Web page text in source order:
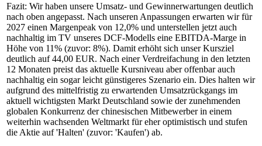
Fazit: Wir haben unsere Umsatz- und Gewinnerwartungen deutlich
nach oben angepasst. Nach unseren Anpassungen erwarten wir für
2027 einen Margenpeak von 12,0% und unterstellen jetzt auch
nachhaltig im TV unseres DCF-Modells eine EBITDA-Marge in
Höhe von 11% (zuvor: 8%). Damit erhöht sich unser Kursziel
deutlich auf 44,00 EUR. Nach einer Verdreifachung in den letzten
12 Monaten preist das aktuelle Kursniveau aber offenbar auch
nachhaltig ein sogar leicht günstigeres Szenario ein. Dies halten wir
aufgrund des mittelfristig zu erwartenden Umsatzrückgangs im
aktuell wichtigsten Markt Deutschland sowie der zunehmenden
globalen Konkurrenz der chinesischen Mitbewerber in einem
weiterhin wachsenden Weltmarkt für eher optimistisch und stufen
die Aktie auf 'Halten' (zuvor: 'Kaufen') ab.